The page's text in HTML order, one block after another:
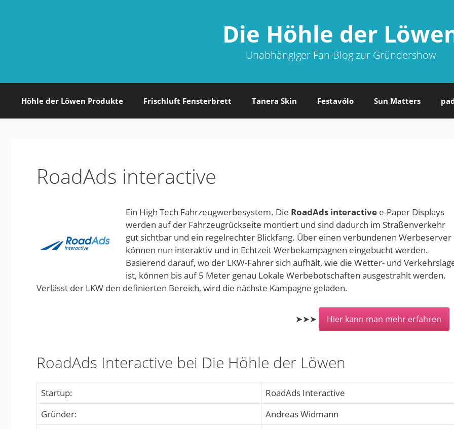
Die Höhle der
Unabhängiger Fan-Blog zur Gründershow
Höhle der Löwen Produkte Frischluft Fensterbrett Tanera Skin Festavólo Sun Matters
RoadAds interactive
Ein High Tech Fahrzeugwerbesystem. Die RoadAds interactivee-Paper Displays
werden auf der Fahrzeugrückseite montiert und sind dadurch im Straßenverkehr
gut sichtbar und ein regelrechter Blickfang. Über einen verbundenen Werbeserver
können nun interaktiv und in Echtzeit Werbekampagnen eingebucht werden.
Basierend darauf, wo der LKW-Fahrer sich aufhält, wie die Wetter- und
ist, können bis auf 5 Meter genau Lokale Werbebotschaften ausgestrahlt werden.
Verlässt der LKW den definierten Bereich, wird die nächste Kampagne geladen.
➤➤➤ Hier kann man mehr erfahren
RoadAds Interactive bei Die Höhle der Löwen
Startup:
RoadAds Interactive
Gründer:
Andreas Widmann